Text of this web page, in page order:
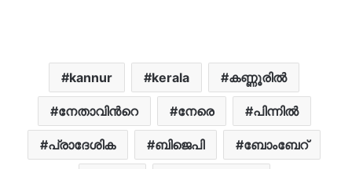
kannur kerala കണ്ണൂരില്‍
നേതാവിന്‍റെ ​നേരെ പിന്നിൽ
പ്രാദേശിക ബിജെപി ബോംബേറ്